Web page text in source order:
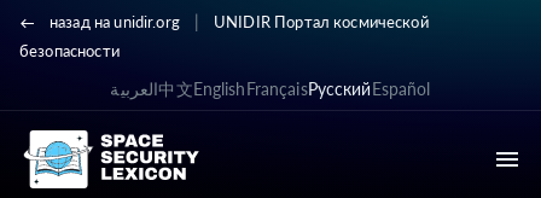
назад на unidir.org |
UNIDIR Портал космической
безопасности
العربية中文EnglishFrançaisРусскийEspañol